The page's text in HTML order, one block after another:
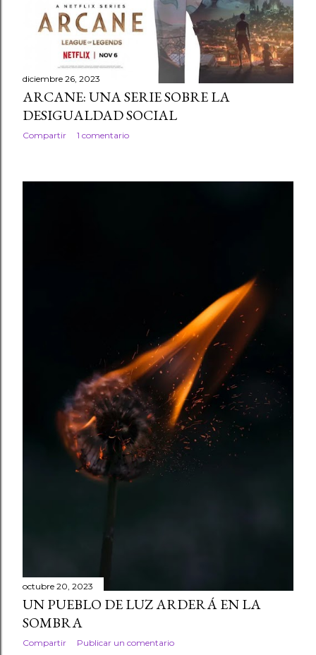
diciembre 26, 2023
ARCANE: UNA SERIE SOBRE LA
DESIGUALDAD SOCIAL
Compartir 1 comentario
octubre 20, 2023
UN PUEBLO DE LUZ ARDERÁ EN LA
SOMBRA
Compartir Publicar un comentario